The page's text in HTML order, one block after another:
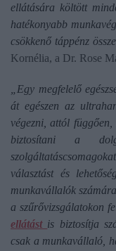
ellátására költött
hatékonyabb
csökkenő táppénz
Kornélia, a Dr. Rose
„Egy megfelelő
át egészen az
végezni, attól
biztosítani a
választást és
munkavállalók
a szűrővizsgálatokon
ellátást is biztosítja
csak a munkavállaló,